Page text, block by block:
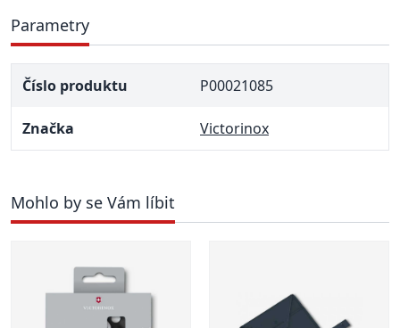
Parametry
Číslo produktu P00021085
Značka Victorinox
Mohlo by se Vám líbit